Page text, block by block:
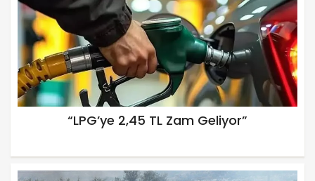
“LPG’ye 2,45 TL Zam Geliyor”